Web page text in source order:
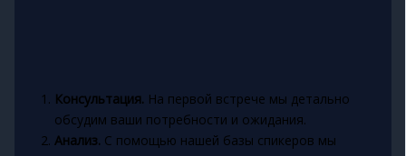
Консультация. На первой встрече мы детально
обсудим ваши потребности и ожидания.
Анализ. С помощью нашей базы спикеров мы